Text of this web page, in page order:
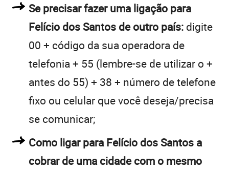
Se precisar fazer uma ligação para
Felício dos Santos de outro país: digite
00 + código da sua operadora de
telefonia + 55 (lembre-se de utilizar o +
antes do 55) + 38 + número de telefone
fixo ou celular que você deseja/precisa
se comunicar;
Como ligar para Felício dos Santos a
cobrar de uma cidade com o mesmo